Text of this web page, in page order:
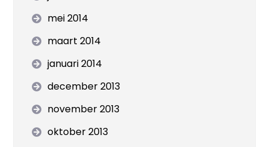
mei 2014
maart 2014
januari 2014
december 2013
november 2013
oktober 2013